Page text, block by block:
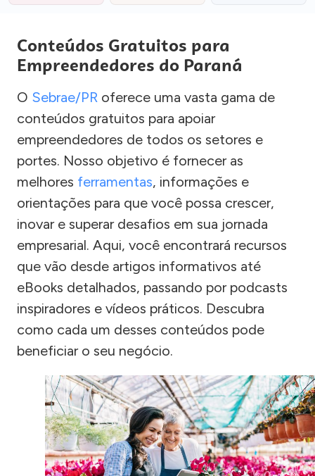
Conteúdos Gratuitos para
Empreendedores do Paraná
O Sebrae/PR oferece uma vasta gama de
conteúdos gratuitos para apoiar
empreendedores de todos os setores e
portes. Nosso objetivo é fornecer as
melhores ferramentas, informações e
orientações para que você possa crescer,
inovar e superar desafios em sua jornada
empresarial. Aqui, você encontrará recursos
que vão desde artigos informativos até
eBooks detalhados, passando por podcasts
inspiradores e vídeos práticos. Descubra
como cada um desses conteúdos pode
beneficiar o seu negócio.